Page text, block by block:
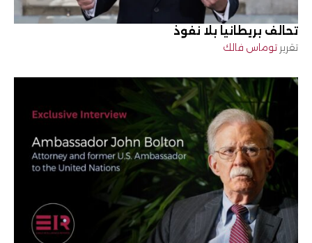
تحالف بريطانيا بلا نفوذ
تقرير توماس فالك